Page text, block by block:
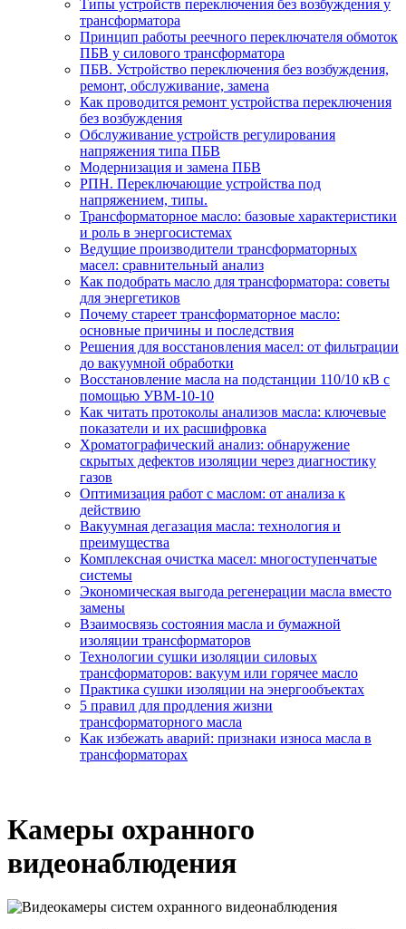
Типы устройств переключения без возбуждения у
трансформатора
Принцип работы реечного переключателя обмоток
ПБВ у силового трансформатора
ПБВ. Устройство переключения без возбуждения,
ремонт, обслуживание, замена
Как проводится ремонт устройства переключения
без возбуждения
Обслуживание устройств регулирования
напряжения типа ПБВ
Модернизация и замена ПБВ
РПН. Переключающие устройства под
напряжением, типы.
Трансформаторное масло: базовые характеристики
и роль в энергосистемах
Ведущие производители трансформаторных
масел: сравнительный анализ
Как подобрать масло для трансформатора: советы
для энергетиков
Почему стареет трансформаторное масло:
основные причины и последствия
Решения для восстановления масел: от фильтрации
до вакуумной обработки
Восстановление масла на подстанции 110/10 кВ с
помощью УВМ-10-10
Как читать протоколы анализов масла: ключевые
показатели и их расшифровка
Хроматографический анализ: обнаружение
скрытых дефектов изоляции через диагностику
газов
Оптимизация работ с маслом: от анализа к
действию
Вакуумная дегазация масла: технология и
преимущества
Комплексная очистка масел: многоступенчатые
системы
Экономическая выгода регенерации масла вместо
замены
Взаимосвязь состояния масла и бумажной
изоляции трансформаторов
Технологии сушки изоляции силовых
трансформаторов: вакуум или горячее масло
Практика сушки изоляции на энергообъектах
5 правил для продления жизни
трансформаторного масла
Как избежать аварий: признаки износа масла в
трансформаторах
Камеры охранного
видеонаблюдения